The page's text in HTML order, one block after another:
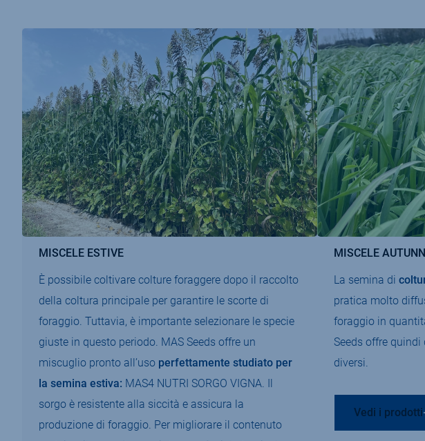
MISCELE ESTIVE
È possibile coltivare colture foraggere dopo il raccolto
della coltura principale per garantire le scorte di
foraggio. Tuttavia, è importante selezionare le specie
giuste in questo periodo. MAS Seeds offre un
miscuglio pronto all’uso perfettamente studiato per
la semina estiva: MAS4 NUTRI SORGO VIGNA. Il
sorgo è resistente alla siccità e assicura la
produzione di foraggio. Per migliorare il contenuto
MISCELE
La semina di
pratica molto
foraggio in
Seeds offre quindi
diversi.
Vedi i prodotti